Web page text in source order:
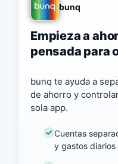
bunq
Empieza a
pensada para
bunq te ayuda a
de ahorro y
sola app.
Cuentas
y gastos diarios